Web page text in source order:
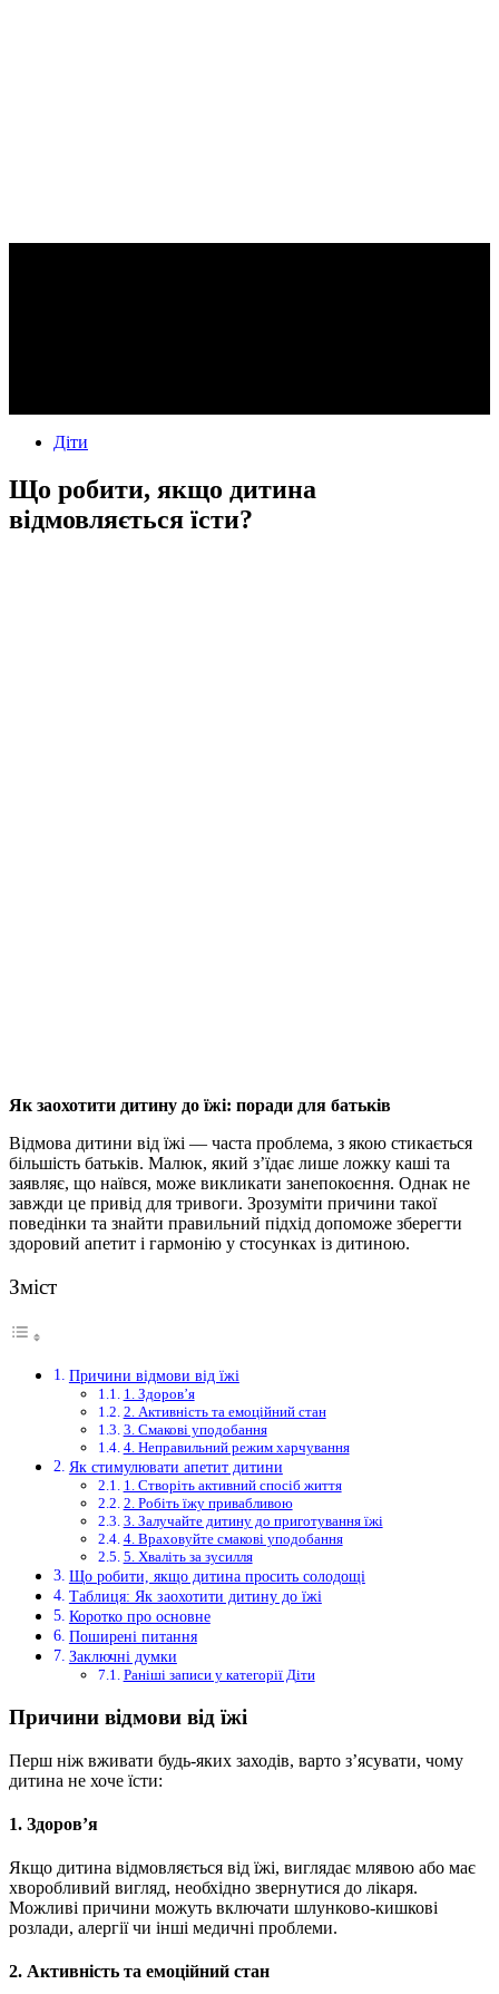
Діти
Що робити, якщо дитина
відмовляється їсти?
Як заохотити дитину до їжі: поради для батьків
Відмова дитини від їжі — часта проблема, з якою стикається
більшість батьків. Малюк, який з’їдає лише ложку каші та
заявляє, що наївся, може викликати занепокоєння. Однак не
завжди це привід для тривоги. Зрозуміти причини такої
поведінки та знайти правильний підхід допоможе зберегти
здоровий апетит і гармонію у стосунках із дитиною.
Зміст
Причини відмови від їжі
1. Здоров’я
2. Активність та емоційний стан
3. Смакові уподобання
4. Неправильний режим харчування
Як стимулювати апетит дитини
1. Створіть активний спосіб життя
2. Робіть їжу привабливою
3. Залучайте дитину до приготування їжі
4. Враховуйте смакові уподобання
5. Хваліть за зусилля
Що робити, якщо дитина просить солодощі
Таблиця: Як заохотити дитину до їжі
Коротко про основне
Поширені питання
Заключні думки
Раніші записи у категорії Діти
Причини відмови від їжі
Перш ніж вживати будь-яких заходів, варто з’ясувати, чому
дитина не хоче їсти:
1. Здоров’я
Якщо дитина відмовляється від їжі, виглядає млявою або має
хворобливий вигляд, необхідно звернутися до лікаря.
Можливі причини можуть включати шлунково-кишкові
розлади, алергії чи інші медичні проблеми.
2. Активність та емоційний стан